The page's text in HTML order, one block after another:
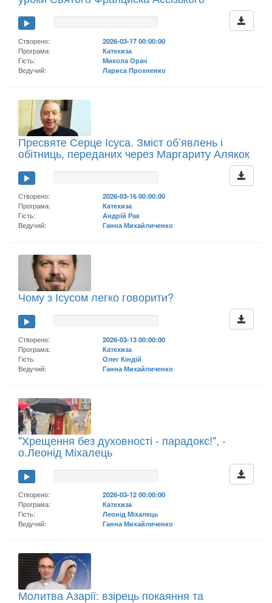
Створено:
2026-03-17 00:00:00
Програма:
Катехиза
Гість:
Микола Орач
Ведучий:
Лариса Прохненко
Пресвяте Серце Ісуса. Зміст об’явлень і
обітниць, переданих через Маргариту Алякок
Створено:
2026-03-16 00:00:00
Програма:
Катехиза
Гість:
Андрій Рак
Ведучий:
Ганна Михайличенко
Чому з Ісусом легко говорити?
Створено:
2026-03-13 00:00:00
Програма:
Катехиза
Гість:
Олег Кіндій
Ведучий:
Ганна Михайличенко
"Хрещення без духовності - парадокс!", -
о.Леонід Міхалець
Створено:
2026-03-12 00:00:00
Програма:
Катехиза
Гість:
Леонід Міхалець
Ведучий:
Ганна Михайличенко
Молитва Азарії: взірець покаяння та